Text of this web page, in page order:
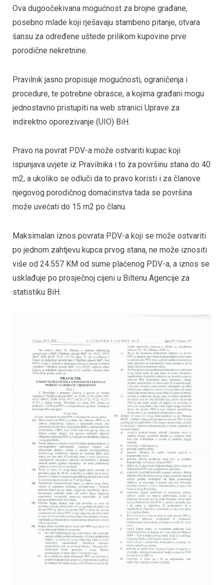
Ova dugoočekivana mogućnost za brojne građane,
posebno mlade koji rješavaju stambeno pitanje, otvara
šansu za određene uštede prilikom kupovine prve
porodične nekretnine.
Pravilnik jasno propisuje mogućnosti, ograničenja i
procedure, te potrebne obrasce, a kojima građani mogu
jednostavno pristupiti na web stranici Uprave za
indirektno oporezivanje (UIO) BiH.
Pravo na povrat PDV-a može ostvariti kupac koji
ispunjava uvjete iz Pravilnika i to za površinu stana do 40
m2, a ukoliko se odluči da to pravo koristi i za članove
njegovog porodičnog domaćinstva tada se površina
može uvećati do 15 m2 po članu.
Maksimalan iznos povrata PDV-a koji se može ostvariti
po jednom zahtjevu kupca prvog stana, ne može iznositi
više od 24.557 KM od sume plaćenog PDV-a, a iznos se
usklađuje po prosječnoj cijeni u Biltenu Agencije za
statistiku BiH.